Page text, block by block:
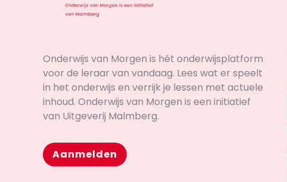
Onderwijs van Morgen is hét onderwijsplatform
voor de leraar van vandaag. Lees wat er speelt
in het onderwijs en verrijk je lessen met actuele
inhoud. Onderwijs van Morgen is een initiatief
van Uitgeverij Malmberg.
Aanmelden